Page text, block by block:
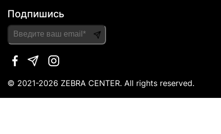
Подпишись
leave
field
empty.
© 2021-2026 ZEBRA CENTER. All rights reserved.